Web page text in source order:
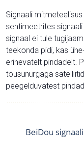
Signaali
sentimeetrites
signaal ei tule
teekonda pidi, kas
erinevatelt pindadelt.
tõusunurgaga
peegelduvatest
BeiDou